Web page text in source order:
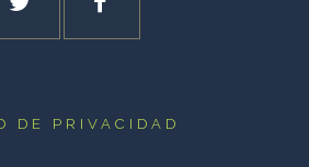
DE PRIVACIDAD